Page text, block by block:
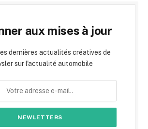
aux mises à jour
dernières actualités créatives de
sur l'actualité automobile